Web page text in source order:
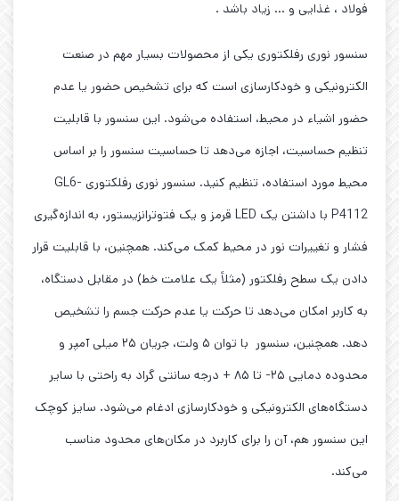
فولاد ، غذایی و … زیاد باشد .
سنسور نوری رفلکتوری یکی از محصولات بسیار مهم در صنعت
الکترونیکی و خودکارسازی است که برای تشخیص حضور یا عدم
حضور اشیاء در محیط، استفاده می‌شود. این سنسور با قابلیت
تنظیم حساسیت، اجازه می‌دهد تا حساسیت سنسور را بر اساس
محیط مورد استفاده، تنظیم کنید. سنسور نوری رفلکتوری GL6-
P4112 با داشتن یک LED قرمز و یک فتوترانزیستور، به اندازه‌گیری
فشار و تغییرات نور در محیط کمک می‌کند. همچنین، با قابلیت قرار
دادن یک سطح رفلکتور (مثلاً یک علامت خط) در مقابل دستگاه،
به کاربر امکان می‌دهد تا حرکت یا عدم حرکت جسم را تشخیص
دهد. همچنین، سنسور با توان ۵ ولت، جریان ۲۵ میلی آمپر و
محدوده دمایی ۲۵- تا ۸۵ + درجه سانتی گراد به راحتی با سایر
دستگاه‌های الکترونیکی و خودکارسازی ادغام می‌شود. سایز کوچک
این سنسور هم، آن را برای کاربرد در مکان‌های محدود مناسب
می‌کند.